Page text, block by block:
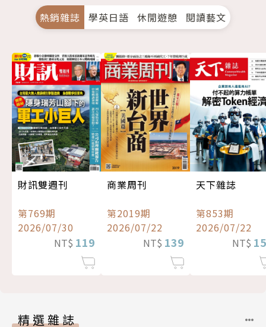
熱銷雜誌 學英日語 休閒遊憩 閱讀藝文
財訊雙週刊
第769期
2026/07/30
NT$ 119
商業周刊
第2019期
2026/07/22
NT$ 139
天下雜誌
第853期
2026/07/22
NT$
精選雜誌